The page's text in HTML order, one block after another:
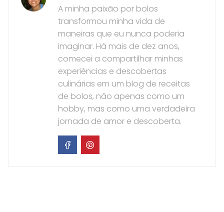
A minha paixão por bolos
transformou minha vida de
maneiras que eu nunca poderia
imaginar. Há mais de dez anos,
comecei a compartilhar minhas
experiências e descobertas
culinárias em um blog de receitas
de bolos, não apenas como um
hobby, mas como uma verdadeira
jornada de amor e descoberta.